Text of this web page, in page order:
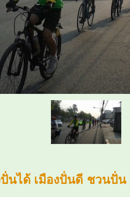
ปั่นได้ เมืองปั่นดี ชวนปั่น